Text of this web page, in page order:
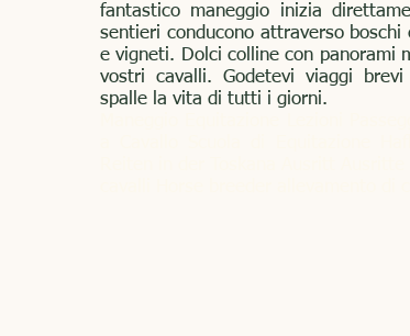
cavallo nella splendida natura
vigneti e campi fioriti. Scoprite
comodità, con il valore aggiunto
pensata per voi, la vostra famiglia
fantastico maneggio inizia
sentieri conducono attraverso
e vigneti. Dolci colline con panorami
vostri cavalli. Godetevi viaggi
spalle la vita di tutti i giorni.